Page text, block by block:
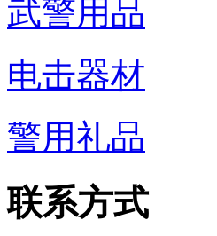
武警用品
电击器材
警用礼品
联系方式